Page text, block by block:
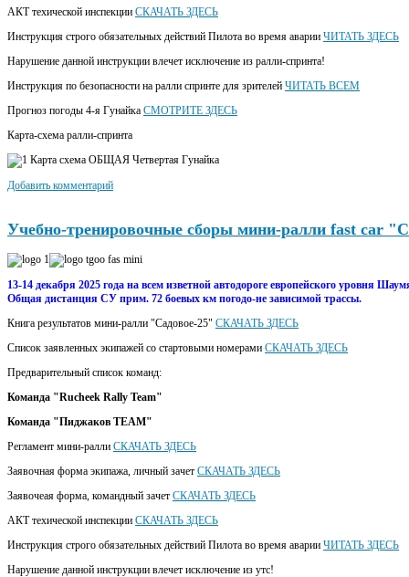
АКТ техической инспекции СКАЧАТЬ ЗДЕСЬ
Инструкция строго обязательных действий Пилота во время аварии ЧИТАТЬ ЗДЕСЬ
Нарушение данной инструкции влечет исключение из ралли-спринта!
Инструкция по безопасности на ралли спринте для зрителей ЧИТАТЬ ВСЕМ
Прогноз погоды 4-я Гунайка СМОТРИТЕ ЗДЕСЬ
Карта-схема ралли-спринта
Добавить комментарий
Учебно-тренировочные сборы мини-ралли fast car
13-14 декабря 2025 года на всем изветной автодороге европейского уровня
Общая дистанция СУ прим. 72 боевых км погодо-не зависимой трассы.
Книга результатов мини-ралли "Садовое-25" СКАЧАТЬ ЗДЕСЬ
Список заявленных экипажей со стартовыми номерами СКАЧАТЬ ЗДЕСЬ
Предварительный список команд:
Команда "Rucheek Rally Team"
Команда "Пиджаков TEAM"
Регламент мини-ралли СКАЧАТЬ ЗДЕСЬ
Заявочная форма экипажа, личный зачет СКАЧАТЬ ЗДЕСЬ
Заявочеая форма, командный зачет СКАЧАТЬ ЗДЕСЬ
АКТ техической инспекции СКАЧАТЬ ЗДЕСЬ
Инструкция строго обязательных действий Пилота во время аварии ЧИТАТЬ ЗДЕСЬ
Нарушение данной инструкции влечет исключение из утс!